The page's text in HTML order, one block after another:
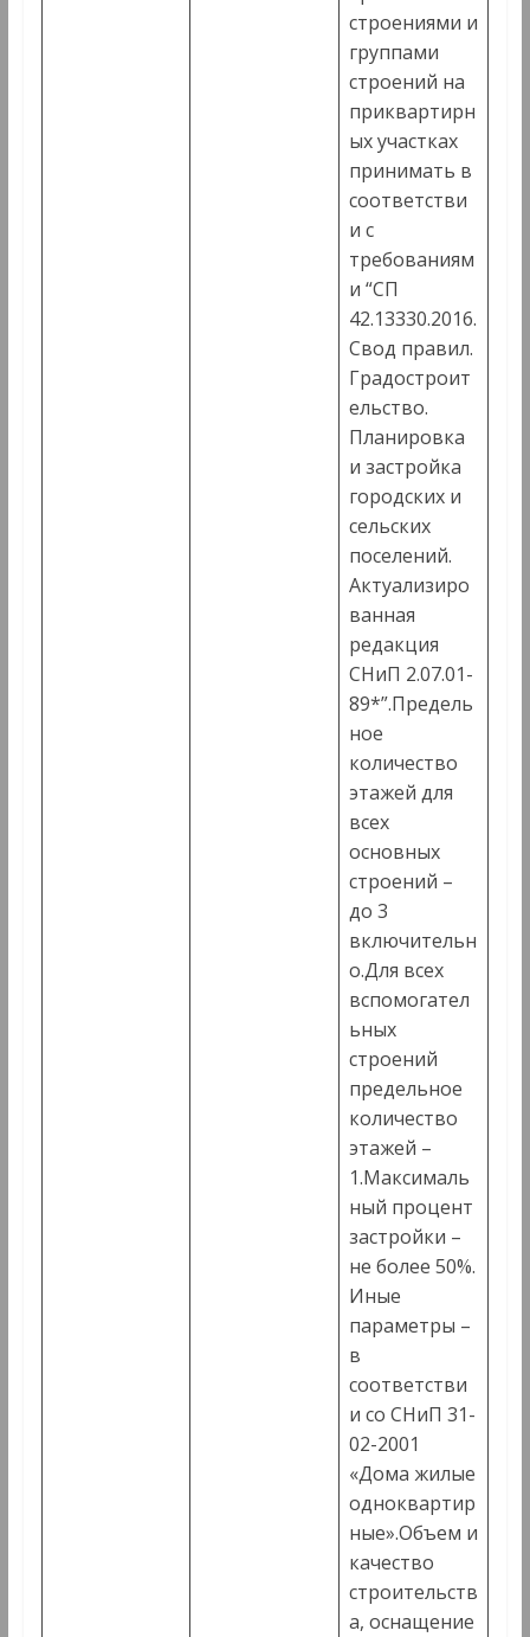
строениями и
группами
строений на
приквартирн
ых участках
принимать в
соответстви
и с
требованиям
и “СП
42.13330.2016.
Свод правил.
Градостроит
ельство.
Планировка
и застройка
городских и
сельских
поселений.
Актуализиро
ванная
редакция
СНиП 2.07.01-
89*”.Предель
ное
количество
этажей для
всех
основных
строений –
до 3
включительн
о.Для всех
вспомогател
ьных
строений
предельное
количество
этажей –
1.Максималь
ный процент
застройки –
не более 50%.
Иные
параметры –
в
соответстви
и со СНиП 31-
02-2001
«Дома жилые
одноквартир
ные».Объем и
качество
строительств
а, оснащение